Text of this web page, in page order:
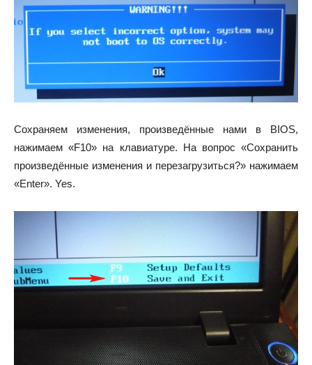
Сохраняем изменения, произведённые нами в BIOS,
нажимаем «F10» на клавиатуре. На вопрос «Сохранить
произведённые изменения и перезагрузиться?» нажимаем
«Enter». Yes.